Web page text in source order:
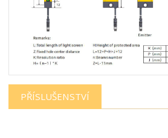
PŘÍSLUŠENSTVÍ